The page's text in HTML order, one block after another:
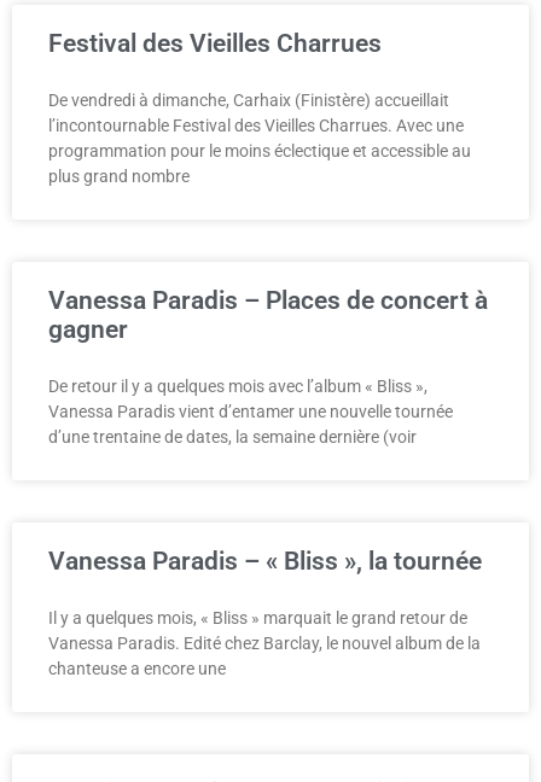
Festival des Vieilles Charrues
De vendredi à dimanche, Carhaix (Finistère) accueillait
l’incontournable Festival des Vieilles Charrues. Avec une
programmation pour le moins éclectique et accessible au
plus grand nombre
Vanessa Paradis – Places de concert à
gagner
De retour il y a quelques mois avec l’album « Bliss »,
Vanessa Paradis vient d’entamer une nouvelle tournée
d’une trentaine de dates, la semaine dernière (voir
Vanessa Paradis – « Bliss », la tournée
Il y a quelques mois, « Bliss » marquait le grand retour de
Vanessa Paradis. Edité chez Barclay, le nouvel album de la
chanteuse a encore une